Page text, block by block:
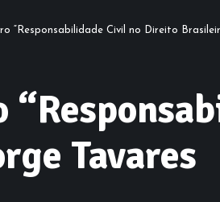
“Responsabilidade Civil no Direito
Tavares